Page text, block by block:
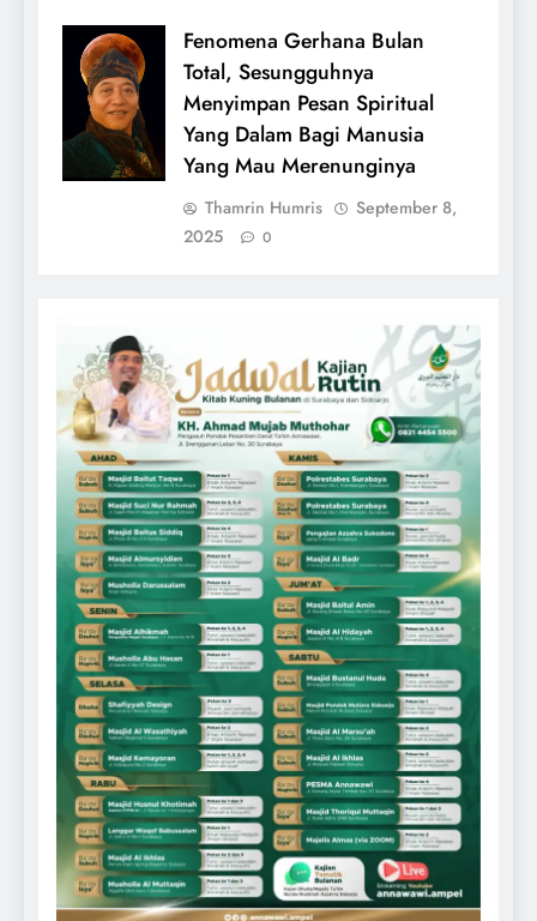
Fenomena Gerhana Bulan
Total, Sesungguhnya
Menyimpan Pesan Spiritual
Yang Dalam Bagi Manusia
Yang Mau Merenunginya
Thamrin Humris
September 8,
2025
0